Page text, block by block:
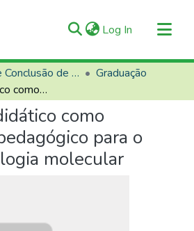
Log In (current)
Trabalhos de Conclusão de Curso (TCCs)
Graduação
Uso de jogo didático como instrumento pedagógico para o ensino da biologia molecular
como
para o
molecular